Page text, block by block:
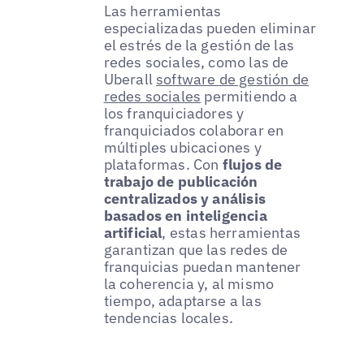
Las herramientas
especializadas pueden eliminar
el estrés de la gestión de las
redes sociales, como las de
Uberall software de gestión de
redes sociales permitiendo a
los franquiciadores y
franquiciados colaborar en
múltiples ubicaciones y
plataformas. Con flujos de
trabajo de publicación
centralizados y análisis
basados en inteligencia
artificial, estas herramientas
garantizan que las redes de
franquicias puedan mantener
la coherencia y, al mismo
tiempo, adaptarse a las
tendencias locales.